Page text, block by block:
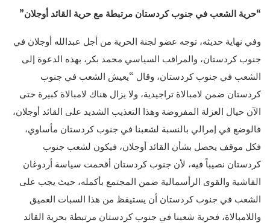
“حرية الشعب في جنوب كردستان مرتبطة مع حرية القائد أوجلان”
وفي نهاية حديثه، توجه عضو لجنة الحرية من أجل عبدالله أوجلان في
جنوب كردستان، والمراقب السياسي محمد بكر، بهذه الدعوة إلى
الشعب في جنوب كردستان، وقال “يعيش الشعب في جنوب
كردستان ضمن لامبالاة تراجيدية، ولا يزال هناك لامبالاة كبيرة حتى
الآن حيال العزلة المفروضة وهذا التعذيب الشديد على القائد أوجلان،
فالوضع في إمرالي بالنسبة لشعبنا في جنوب كردستان مأساوي،
فكل موقف يحصل بشأن القائد أوجلان، فيكون لشعب جنوب
كردستان نصيباً فيه، لأن جنوب كردستان أقحمت سياسة أردوغان
الفاشية والقوى الرأسمالية ضمن المجتمع بأكمله، حيث يجب على
الشعب في جنوب كردستان أن يستيقظ من هذا السبات العميق
واللامبالاة، فحرية شعبنا في جنوب كردستان مرتبطة بحرية القائد